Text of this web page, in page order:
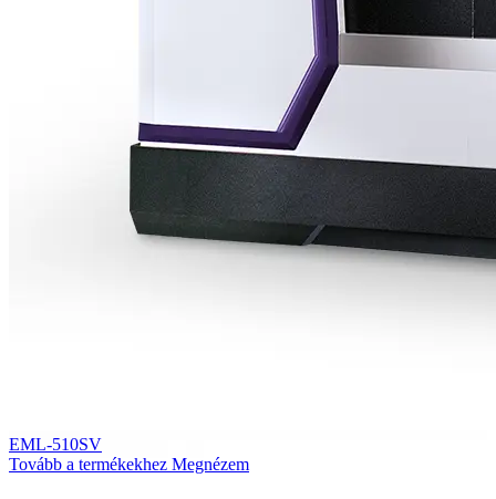
EML-510SV
Tovább a termékekhez Megnézem